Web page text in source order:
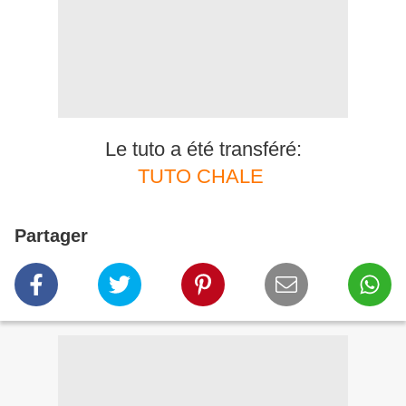
Le tuto a été transféré:
TUTO CHALE
Partager